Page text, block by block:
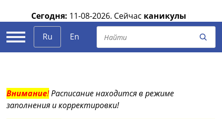
Сегодня: 11-08-2026. Сейчас каникулы
Ru
En
Внимание!Расписание находится в режиме
заполнения и корректировки!